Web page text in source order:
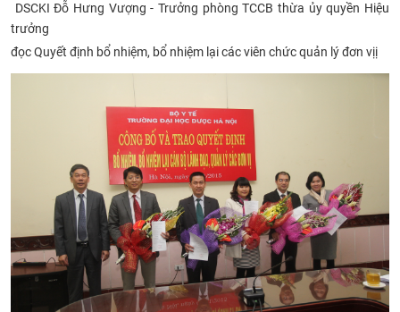
DSCKI Đỗ Hưng Vượng - Trưởng phòng TCCB thừa ủy quyền Hiệu
trưởng
đọc Quyết định bổ nhiệm, bổ nhiệm lại các viên chức quản lý đơn vịị